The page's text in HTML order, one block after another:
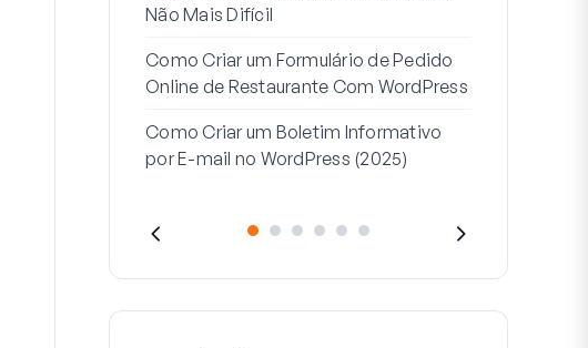
Não Mais Difícil
Como Criar um Formulário de Pedido
Online de Restaurante Com WordPress
Como Criar um Boletim Informativo
por E-mail no WordPress (2025)